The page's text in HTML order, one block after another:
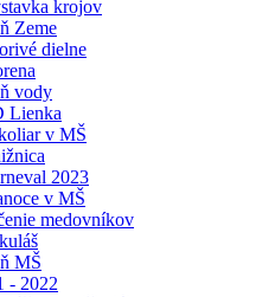
krojov
Zeme
dielne
vody
Lienka
v MŠ
2023
v MŠ
medovníkov
MŠ
- 2022